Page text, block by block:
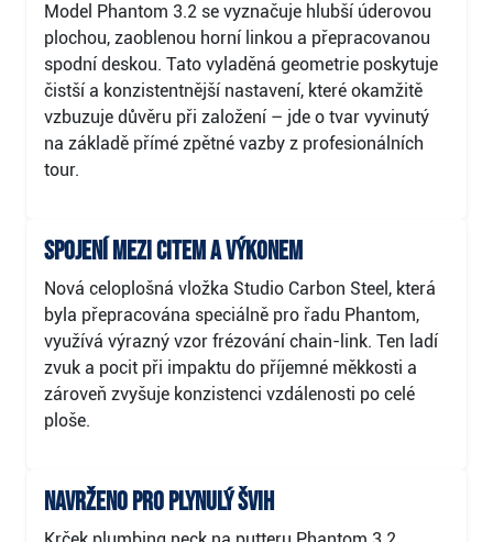
Model Phantom 3.2 se vyznačuje hlubší úderovou
plochou, zaoblenou horní linkou a přepracovanou
spodní deskou. Tato vyladěná geometrie poskytuje
čistší a konzistentnější nastavení, které okamžitě
vzbuzuje důvěru při založení – jde o tvar vyvinutý
na základě přímé zpětné vazby z profesionálních
tour.
Spojení mezi citem a výkonem
Nová celoplošná vložka Studio Carbon Steel, která
byla přepracována speciálně pro řadu Phantom,
využívá výrazný vzor frézování chain-link. Ten ladí
zvuk a pocit při impaktu do příjemné měkkosti a
zároveň zvyšuje konzistenci vzdálenosti po celé
ploše.
Navrženo pro plynulý švih